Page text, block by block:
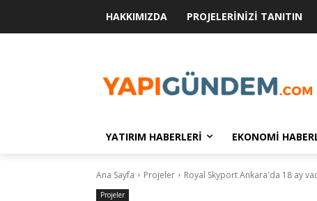
HAKKIMIZDA PROJELERINIZI TANITIN
YATIRIM HABERLERI EKONOMI
Ana Sayfa Projeler Royal Skyport Ankara'da 18 ay
Projeler